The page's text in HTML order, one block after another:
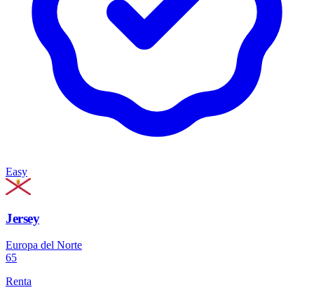
Easy
Jersey
Europa del Norte
65
Renta